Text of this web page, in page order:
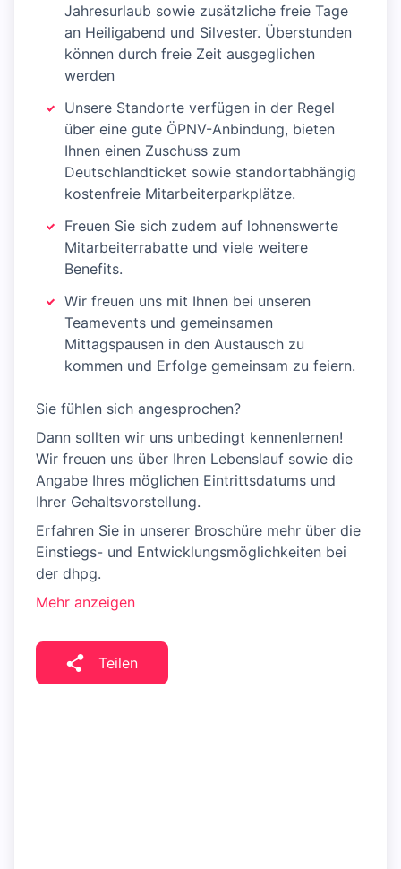
Jahresurlaub sowie zusätzliche freie Tage
an Heiligabend und Silvester. Überstunden
können durch freie Zeit ausgeglichen
werden
Unsere Standorte verfügen in der Regel
über eine gute ÖPNV-Anbindung, bieten
Ihnen einen Zuschuss zum
Deutschlandticket sowie standortabhängig
kostenfreie Mitarbeiterparkplätze.
Freuen Sie sich zudem auf lohnenswerte
Mitarbeiterrabatte und viele weitere
Benefits.
Wir freuen uns mit Ihnen bei unseren
Teamevents und gemeinsamen
Mittagspausen in den Austausch zu
kommen und Erfolge gemeinsam zu feiern.
Sie fühlen sich angesprochen?
Dann sollten wir uns unbedingt kennenlernen!
Wir freuen uns über Ihren Lebenslauf sowie die
Angabe Ihres möglichen Eintrittsdatums und
Ihrer Gehaltsvorstellung.
Erfahren Sie in unserer Broschüre mehr über die
Einstiegs- und Entwicklungsmöglichkeiten bei
der dhpg.
Mehr anzeigen
Teilen